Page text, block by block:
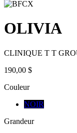
OLIVIA
CLINIQUE T T
190,00 $
Couleur
NOIR
Grandeur